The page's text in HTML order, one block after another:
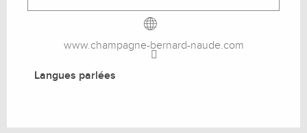
www.champagne-bernard-naude.com
Langues parlées
Langues parlées